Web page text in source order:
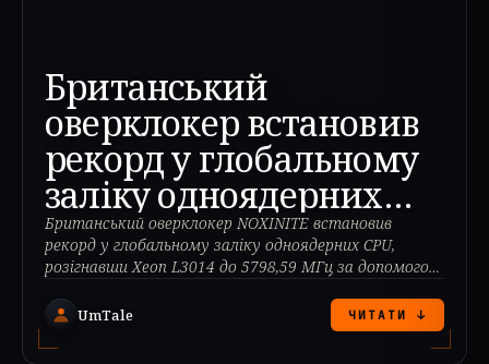
Британський
оверклокер встановив
рекорд у глобальному
заліку одноядерних
CPU
Британський оверклокер NOXINITE встановив
рекорд у глобальному заліку одноядерних CPU,
розігнавши Xeon L3014 до 5798,59 МГц за допомогою
UmTale ЧИТАТИ ↓